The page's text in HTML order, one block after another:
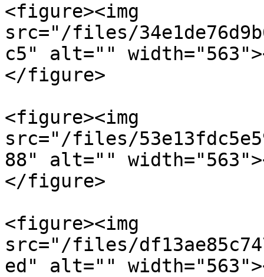
<figure><img
src="/files/
c5" alt=""
</figure>
<figure><img
src="/files/
88" alt=""
</figure>
<figure><img
src="/files/
ed" alt=""